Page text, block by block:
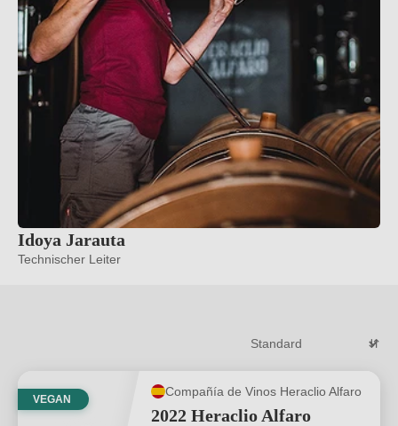
Idoya Jarauta
Technischer Leiter
VEGAN
Compañía de Vinos Heraclio Alfaro
2022 Heraclio Alfaro